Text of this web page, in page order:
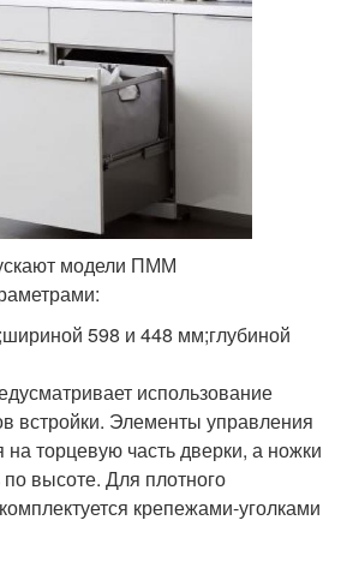
модели ПММ
598 и 448 мм;глубиной
использование
встройки. Элементы управления
на торцевую часть дверки, а ножки
высоте. Для плотного
крепежами-уголками